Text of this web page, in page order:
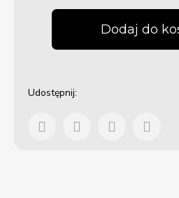
Dodaj do
Udostępnij: